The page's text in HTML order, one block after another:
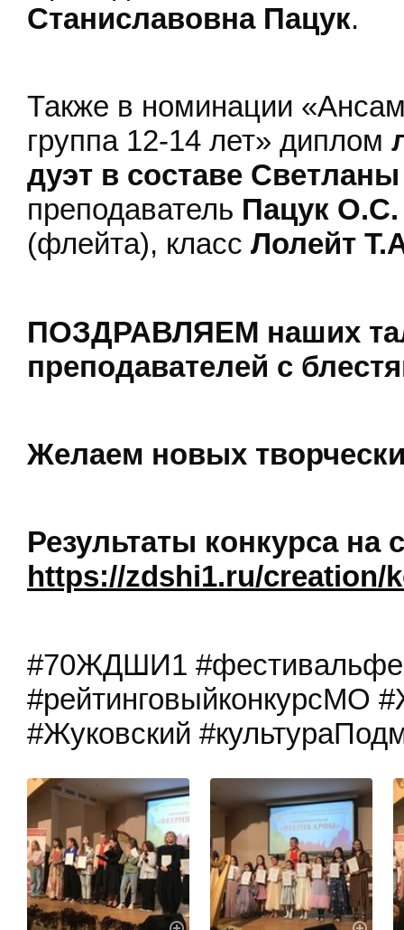
Станиславовна Пацук.
Также в номинации
группа 12-14 лет» диплом
дуэт в составе
преподаватель Пацук О.С.
(флейта), класс Лолейт
ПОЗДРАВЛЯЕМ наших
преподавателей с
Желаем новых
Результаты конкурса на
https://zdshi1.ru/creation/
#70ЖДШИ1
#Жуковский